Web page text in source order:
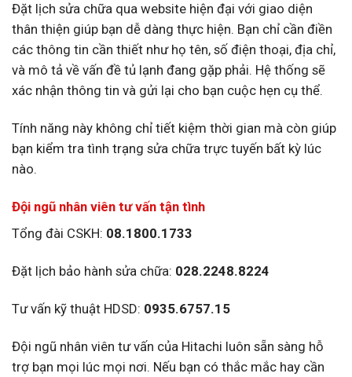
Đặt lịch sửa chữa qua website hiện đại với giao diện
thân thiện giúp bạn dễ dàng thực hiện. Bạn chỉ cần điền
các thông tin cần thiết như họ tên, số điện thoại, địa chỉ,
và mô tả về vấn đề tủ lạnh đang gặp phải. Hệ thống sẽ
xác nhận thông tin và gửi lại cho bạn cuộc hẹn cụ thể.
Tính năng này không chỉ tiết kiệm thời gian mà còn giúp
bạn kiểm tra tình trạng sửa chữa trực tuyến bất kỳ lúc
nào.
Đội ngũ nhân viên tư vấn tận tình
Tổng đài CSKH: 08.1800.1733
Đặt lịch bảo hành sửa chữa: 028.2248.8224
Tư vấn kỹ thuật HDSD: 0935.6757.15
Đội ngũ nhân viên tư vấn của Hitachi luôn sẵn sàng hỗ
trợ bạn mọi lúc mọi nơi. Nếu bạn có thắc mắc hay cần